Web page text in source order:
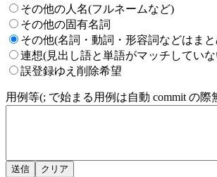
その他の人名(フルネームなど)
その他の固有名詞
その他(名詞・動詞・形容詞などはま
連想(見出し語と単語がマッチしてい
誤登録ゆえ削除希望
用例等(; で始まる用例は自動 commit の際